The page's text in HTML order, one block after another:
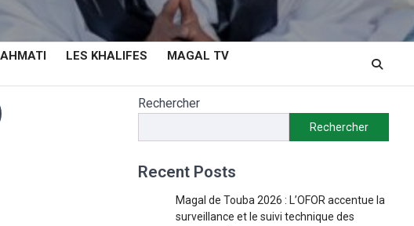
LES KHALIFES
MAGAL TV
Rechercher
Rechercher
Recent Posts
Magal de Touba 2026 : L’OFOR accentue la
surveillance et le suivi technique des